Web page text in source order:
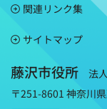
関連リンク集
サイトマップ
藤沢市役所
法
〒251-8601 神奈川